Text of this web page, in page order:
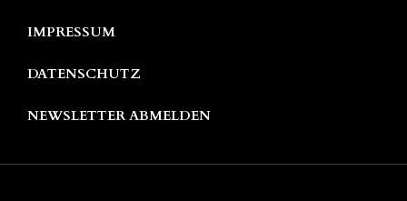
IMPRESSUM
DATENSCHUTZ
NEWSLETTER ABMELDEN